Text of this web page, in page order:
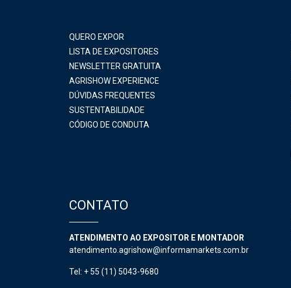
QUERO EXPOR
LISTA DE EXPOSITORES
NEWSLETTER GRATUITA
AGRISHOW EXPERIENCE
DÚVIDAS FREQUENTES
SUSTENTABILIDADE
CÓDIGO DE CONDUTA
CONTATO
ATENDIMENTO AO EXPOSITOR E MONTADOR
atendimento.agrishow@informamarkets.com.br
Tel: + 55 (11) 5043-9680